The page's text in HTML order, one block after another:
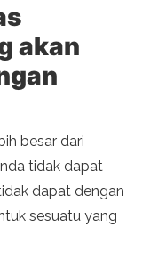
akan
besar dari
tidak dapat
dapat dengan
sesuatu yang